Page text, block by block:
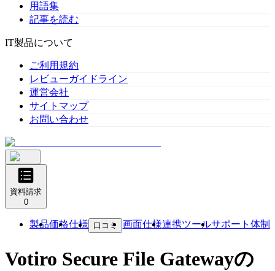
用語集
記事を読む
IT製品について
ご利用規約
レビューガイドライン
運営会社
サイトマップ
お問い合わせ
資料請求
0
製品価格仕様 口コミ 画面仕様連携ツールサポート体制
Votiro Secure File Gatewayの